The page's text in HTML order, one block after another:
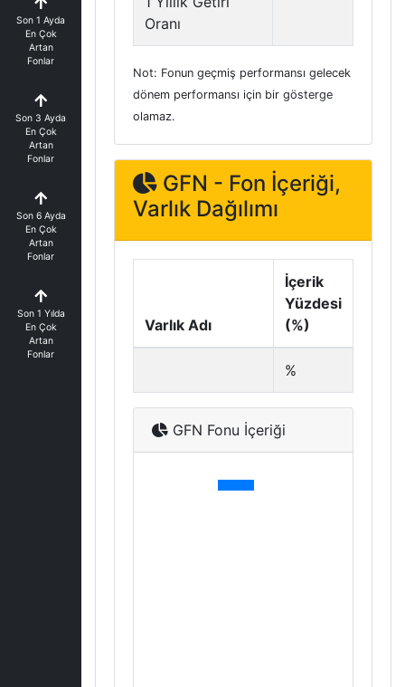
Son 1 Ayda
En Çok
Artan
Fonlar
Son 3 Ayda
En Çok
Artan
Fonlar
Son 6 Ayda
En Çok
Artan
Fonlar
Son 1 Yılda
En Çok
Artan
Fonlar
Oranı
Not: Fonun geçmiş performansı gelecek
dönem performansı için bir gösterge
olamaz.
GFN - Fon İçeriği,
Varlık Dağılımı
Varlık Adı
İçerik
Yüzdesi
(%)
%
GFN Fonu İçeriği